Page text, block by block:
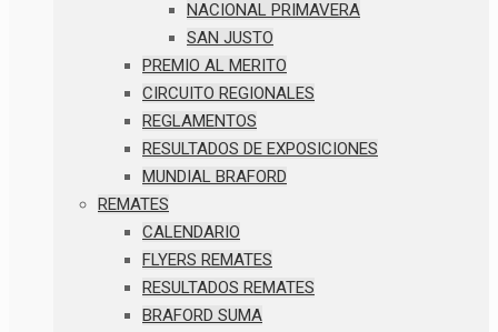
NACIONAL PRIMAVERA
SAN JUSTO
PREMIO AL MERITO
CIRCUITO REGIONALES
REGLAMENTOS
RESULTADOS DE EXPOSICIONES
MUNDIAL BRAFORD
REMATES
CALENDARIO
FLYERS REMATES
RESULTADOS REMATES
BRAFORD SUMA